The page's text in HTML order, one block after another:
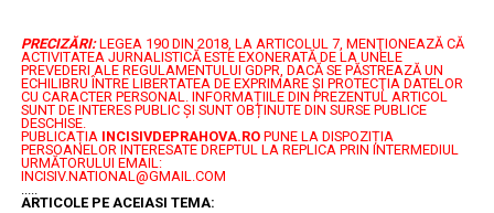
PRECIZĂRI: LEGEA 190 DIN 2018, LA ARTICOLUL 7, MENŢIONEAZĂ CĂ
ACTIVITATEA JURNALISTICĂ ESTE EXONERATĂ DE LA UNELE
PREVEDERI ALE REGULAMENTULUI GDPR, DACĂ SE PĂSTREAZĂ UN
ECHILIBRU ÎNTRE LIBERTATEA DE EXPRIMARE ŞI PROTECŢIA DATELOR
CU CARACTER PERSONAL. INFORMAȚIILE DIN PREZENTUL ARTICOL
SUNT DE INTERES PUBLIC ȘI SUNT OBȚINUTE DIN SURSE PUBLICE
DESCHISE.
PUBLICAȚIA INCISIVDEPRAHOVA.ROPUNE LA DISPOZIȚIA
PERSOANELOR INTERESATE DREPTUL LA REPLICA PRIN INTERMEDIUL
URMĂTORULUI EMAIL:
INCISIV.NATIONAL@GMAIL.COM
.....
ARTICOLE PE ACEIASI TEMA: